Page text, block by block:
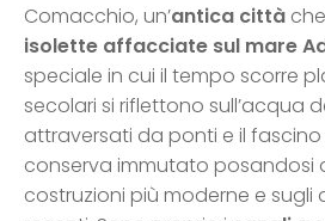
Comacchio, un’antica città
isolette affacciate sul mare
speciale in cui il tempo scorre
secolari si riflettono sull’acqua
attraversati da ponti e il
conserva immutato posandosi
costruzioni più moderne e sugli